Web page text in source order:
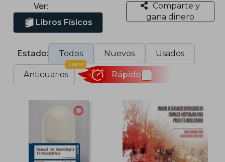
Ver:
Libros Físicos
Comparte y
gana dinero
Estado: Todos Nuevos Usados
Anticuarios
Nuevo
Rápido